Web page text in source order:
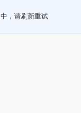
，请刷新重试